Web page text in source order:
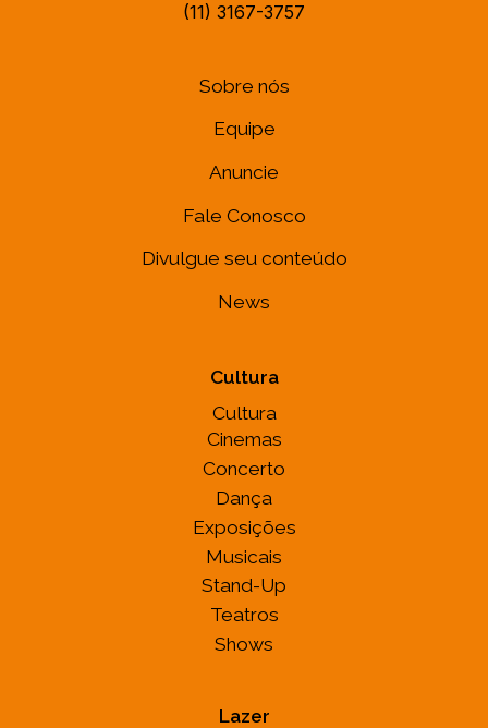
(11) 3167-3757
Sobre nós
Equipe
Anuncie
Fale Conosco
Divulgue seu conteúdo
News
Cultura
Cultura
Cinemas
Concerto
Dança
Exposições
Musicais
Stand-Up
Teatros
Shows
Lazer